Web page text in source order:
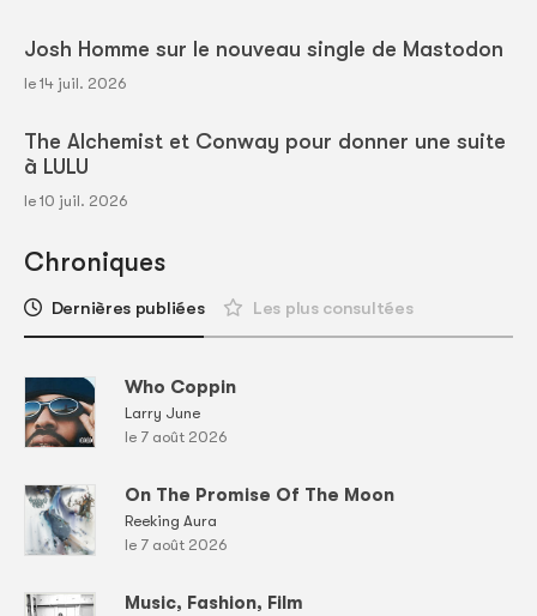
Josh Homme sur le nouveau single de Mastodon
le 14 juil. 2026
The Alchemist et Conway pour donner une suite
à LULU
le 10 juil. 2026
Chroniques
Dernières publiées Les plus consultées
Who Coppin
Larry June
le 7 août 2026
On The Promise Of The Moon
Reeking Aura
le 7 août 2026
Music, Fashion, Film